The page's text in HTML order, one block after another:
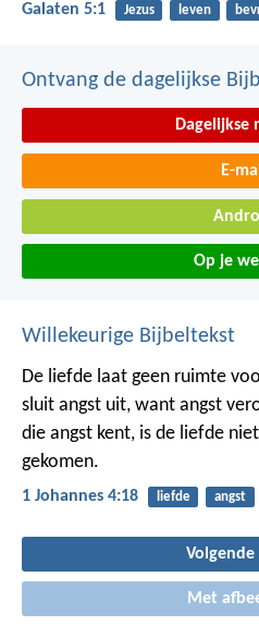
Galaten 5:1 Jezus leven
Ontvang de dagelijkse
Dagelijkse
E-
Op je
Willekeurige Bijbeltekst
De liefde laat geen ruimte
sluit angst uit, want angst
die angst kent, is de liefde
gekomen.
1 Johannes 4:18 liefde angst
Met